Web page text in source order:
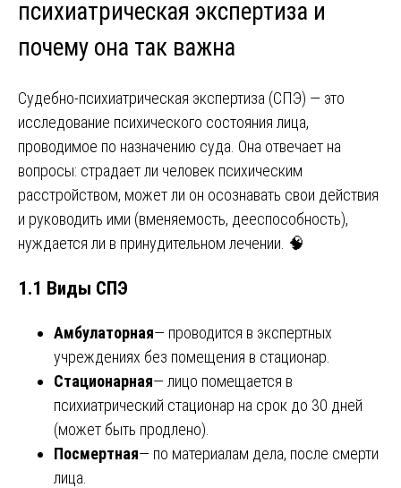
психиатрическая экспертиза и
почему она так важна
Судебно-психиатрическая экспертиза (СПЭ) — это
исследование психического состояния лица,
проводимое по назначению суда. Она отвечает на
вопросы: страдает ли человек психическим
расстройством, может ли он осознавать свои действия
и руководить ими (вменяемость, дееспособность),
нуждается ли в принудительном лечении. 🧠
1.1 Виды СПЭ
Амбулаторная— проводится в экспертных
учреждениях без помещения в стационар.
Стационарная— лицо помещается в
психиатрический стационар на срок до 30 дней
(может быть продлено).
Посмертная— по материалам дела, после смерти
лица.